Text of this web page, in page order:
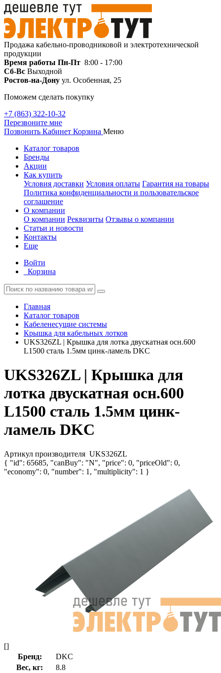
Продажа кабельно-проводниковой и электротехнической
продукции
Время работы Пн-Пт 8:00 - 17:00
Сб-Вс Выходной
Ростов-на-Дону ул. Особенная, 25
Поможем сделать покупку
+7 (863) 322-10-32
Перезвоните мне
Позвонить Кабинет Корзина Меню
Каталог товаров
Бренды
Акции
Как купить
Условия доставки Условия оплаты Гарантия на товары
Политика конфиденциальности и пользовательское
соглашение
О компании
О компании Реквизиты Отзывы о компании
Статьи и новости
Контакты
Еще
Войти
Корзина
Главная
Каталог товаров
Кабеленесущие системы
Крышка для кабельных лотков
UKS326ZL | Крышка для лотка двускатная осн.600
L1500 сталь 1.5мм цинк-ламель DKC
UKS326ZL | Крышка для
лотка двускатная осн.600
L1500 сталь 1.5мм цинк-
ламель DKC
Артикул производителя UKS326ZL
{ "id": 65685, "canBuy": "N", "price": 0, "priceOld": 0,
"economy": 0, "number": 1, "multiplicity": 1 }
[]
Бренд:
DKC
Вес, кг:
8.8